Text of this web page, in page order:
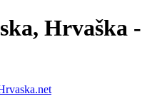
Hrvaška -